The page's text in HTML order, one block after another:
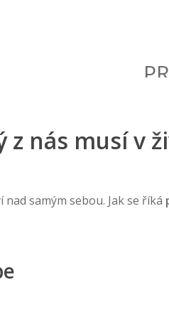
z nás musí v
samým sebou. Jak se říká